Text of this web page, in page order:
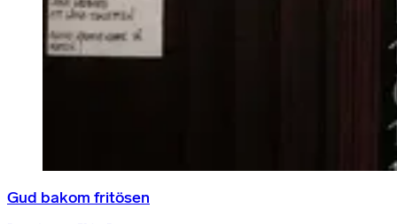
Gud bakom fritösen